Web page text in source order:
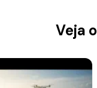
Veja